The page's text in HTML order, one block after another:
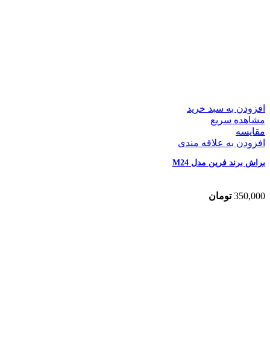
افزودن به سبد خرید
مشاهده سریع
مقایسه
افزودن به علاقه مندی
براش برند فرین مدل M24
350,000 تومان